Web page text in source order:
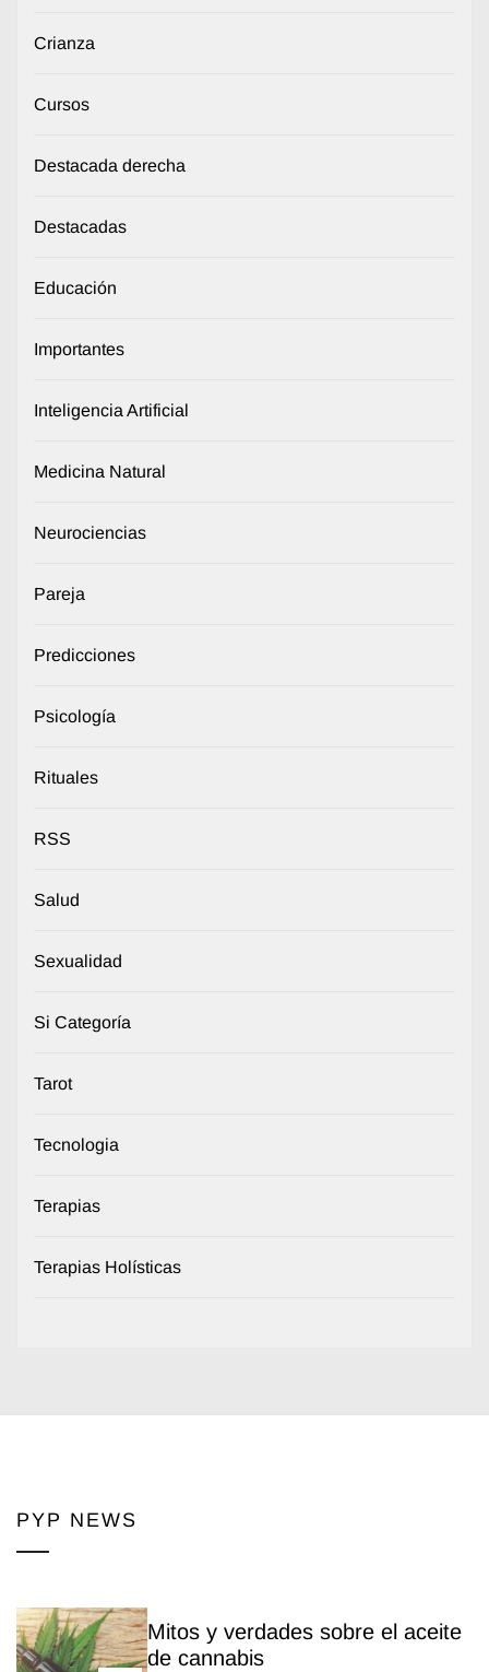
Crianza
Cursos
Destacada derecha
Destacadas
Educación
Importantes
Inteligencia Artificial
Medicina Natural
Neurociencias
Pareja
Predicciones
Psicología
Rituales
RSS
Salud
Sexualidad
Si Categoría
Tarot
Tecnologia
Terapias
Terapias Holísticas
PYP NEWS
Mitos y verdades sobre el aceite
de cannabis